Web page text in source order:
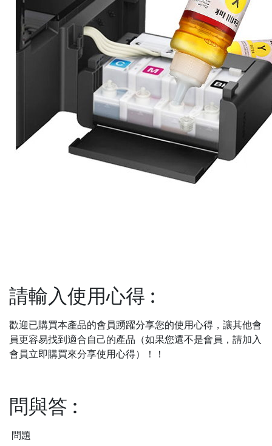
請輸入使用心得 :
歡迎已購買本產品的會員踴躍分享您的使用心得，讓其他會
員更容易找到適合自己的產品（如果您還不是會員，請加入
會員立即購買來分享使用心得）！！
問與答 :
問題